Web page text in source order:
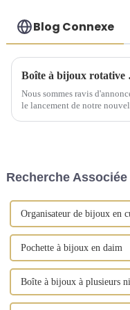
Blog Connexe
Boîte à
Nous sommes ravis
le lancement de notre
des finitions dorées vintage.
Recherche Associée
Organisateur de bijoux en
Pochette à bijoux en daim
Boîte à bijoux à plusieurs